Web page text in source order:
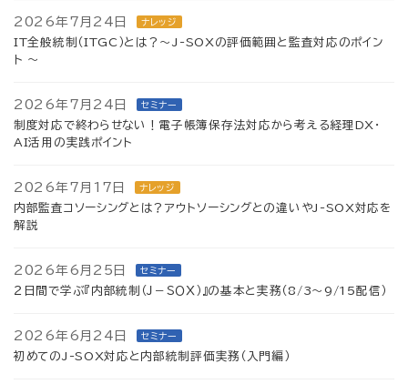
2026年7月24日 ナレッジ
IT全般統制（ITGC）とは？～J-SOXの評価範囲と監査対応のポイン
ト ～
2026年7月24日 セミナー
制度対応で終わらせない！電子帳簿保存法対応から考える経理DX・
AI活用の実践ポイント
2026年7月17日 ナレッジ
内部監査コソーシングとは？アウトソーシングとの違いやJ-SOX対応を
解説
2026年6月25日 セミナー
２日間で学ぶ『内部統制（Ｊ－ＳＯＸ）』の基本と実務（8/3～9/15配信）
2026年6月24日 セミナー
初めてのJ-SOX対応と内部統制評価実務（入門編）